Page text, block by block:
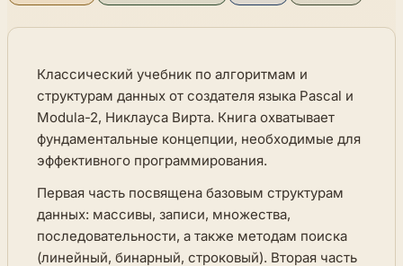
Классический учебник по алгоритмам и
структурам данных от создателя языка Pascal и
Modula-2, Никлауса Вирта. Книга охватывает
фундаментальные концепции, необходимые для
эффективного программирования.
Первая часть посвящена базовым структурам
данных: массивы, записи, множества,
последовательности, а также методам поиска
(линейный, бинарный, строковый). Вторая часть